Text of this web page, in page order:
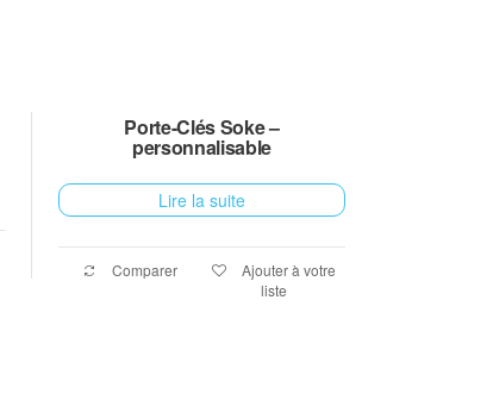
Porte-Clés Soke –
personnalisable
Lire la suite
Comparer
Ajouter à votre
liste